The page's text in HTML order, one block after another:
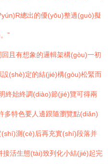
總出的優(yōu)整過(guò)擬
”
且有想象的邏輯架構(gòu)一初
(shè)定的結(jié)構(gòu)松緊而
終始終調(diào)節(jié)覽可得兩
多特色要人邊跟隨瀏覽點(diǎn)
測(cè)后再充實(shí)段落并
活生態(tài)致列化小結(jié)起完